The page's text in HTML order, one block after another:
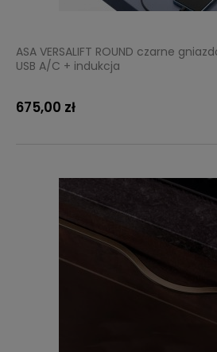
ASA VERSALIFT ROUND czarne
USB A/C + indukcja
675,00 zł